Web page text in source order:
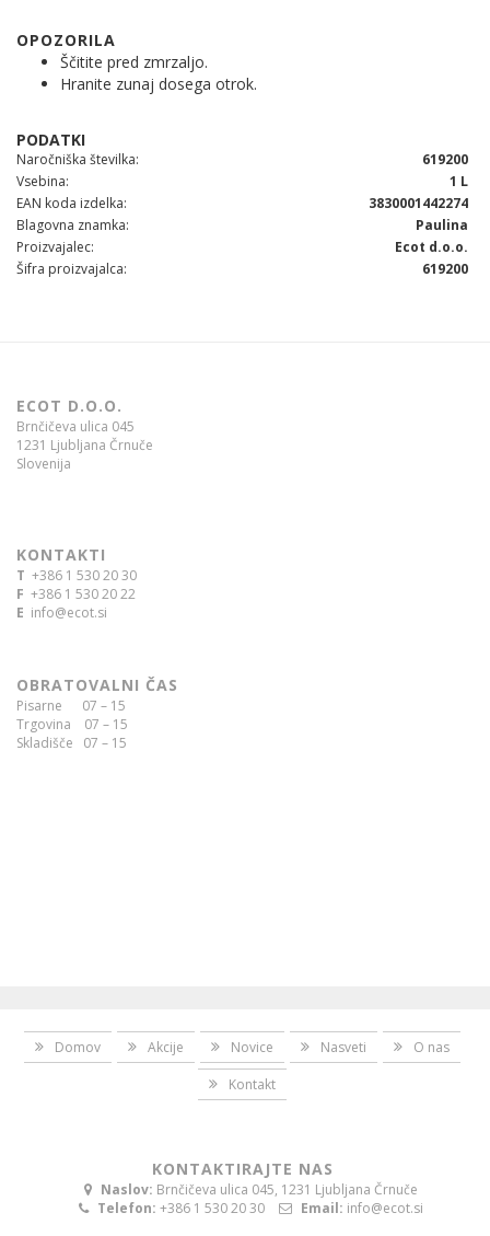
OPOZORILA
Ščitite pred zmrzaljo.
Hranite zunaj dosega otrok.
Naročniška številka
619200
Vsebina
1 L
EAN koda izdelka
3830001442274
Blagovna znamka
Paulina
Proizvajalec
Ecot d.o.o.
Šifra proizvajalca
619200
ECOT D.O.O.
Brnčičeva ulica 045
1231 Ljubljana Črnuče
Slovenija
KONTAKTI
T +386 1 530 20 30
F +386 1 530 20 22
E info@ecot.si
OBRATOVALNI ČAS
Pisarne 07 – 15
Trgovina 07 – 15
Skladišče 07 – 15
Domov Akcije Novice Nasveti
O nas
Kontakt
KONTAKTIRAJTE NAS
Naslov: Brnčičeva ulica 045, 1231 Ljubljana Črnuče
Telefon: +386 1 530 20 30 Email: info@ecot.si